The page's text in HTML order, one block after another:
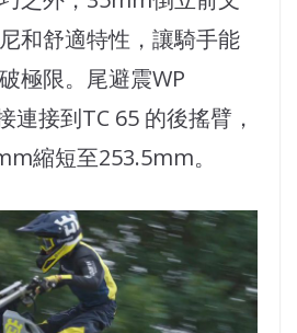
和舒適特性，讓騎手能
極限。尾避震WP
接到TC 65 的後搖臂，
縮短至253.5mm。